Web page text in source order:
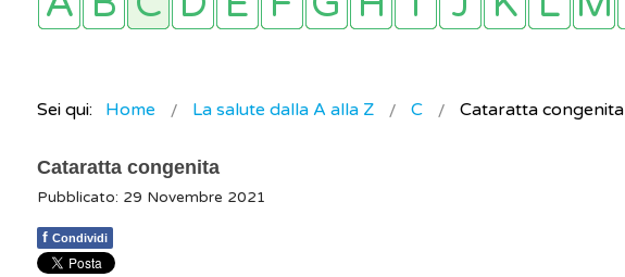
Sei qui: Home La salute dalla A alla Z C Cataratta congenita
Cataratta congenita
Pubblicato: 29 Novembre 2021
f Condividi